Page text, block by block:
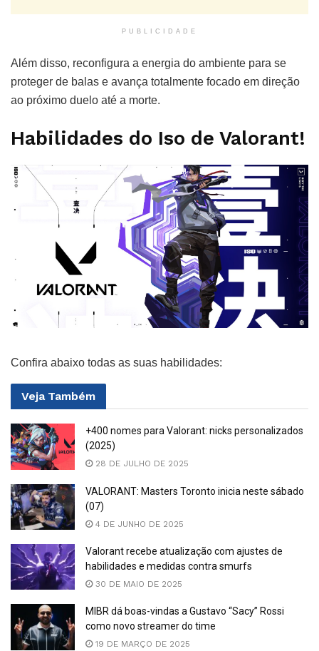
PUBLICIDADE
Além disso, reconfigura a energia do ambiente para se
proteger de balas e avança totalmente focado em direção
ao próximo duelo até a morte.
Habilidades do Iso de Valorant!
Confira abaixo todas as suas habilidades:
Veja Também
+400 nomes para Valorant: nicks personalizados
(2025)
28 DE JULHO DE 2025
VALORANT: Masters Toronto inicia neste sábado
(07)
4 DE JUNHO DE 2025
Valorant recebe atualização com ajustes de
habilidades e medidas contra smurfs
30 DE MAIO DE 2025
MIBR dá boas-vindas a Gustavo “Sacy” Rossi
como novo streamer do time
19 DE MARÇO DE 2025